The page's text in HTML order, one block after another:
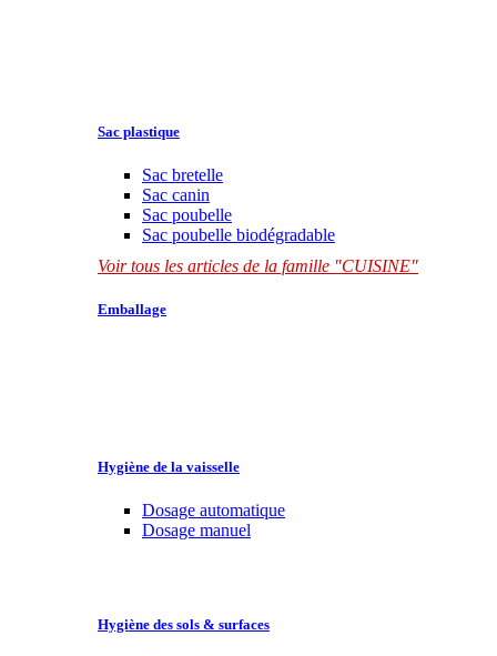
Sac plastique
Sac bretelle
Sac canin
Sac poubelle
Sac poubelle biodégradable
Voir tous les articles de la famille "CUISINE"
Emballage
Hygiène de la vaisselle
Dosage automatique
Dosage manuel
Hygiène des sols & surfaces